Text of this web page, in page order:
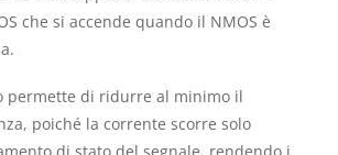
che si accende quando il NMOS è
permette di ridurre al minimo il
poiché la corrente scorre solo